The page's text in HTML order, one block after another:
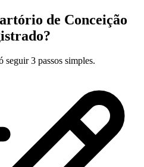
de Conceição
seguir 3 passos simples.